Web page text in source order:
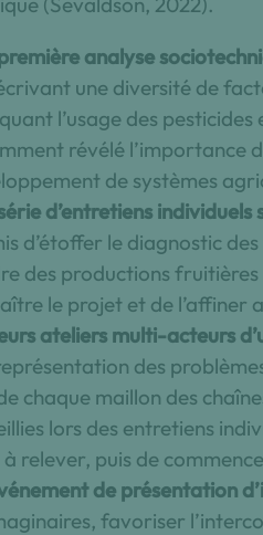
analyse
une diversité de
l’usage des
révélé l’importance
de systèmes
d’entretiens
d’étoffer le diagnostic
des productions
le projet et de l’affiner
ateliers multi-acteurs
des
chaque maillon des
lors des entretiens
à relever, puis de
de présentation
favoriser